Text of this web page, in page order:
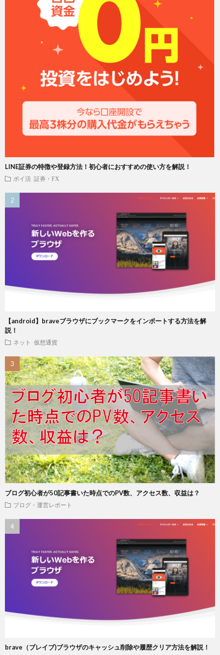
LINE証券の特徴や登録方法！初心者におすすめの使い方を解説！
ポイ活 証券・FX
【android】braveブラウザにブックマークをインポートする方法を解
説！
ネット 仮想通貨
ブログ初心者が50記事書いた時点でのPV数、アクセス数、収益は？
ブログ・運営レポート
brave（ブレイブ)ブラウザのキャッシュ削除や履歴クリア方法を解説！